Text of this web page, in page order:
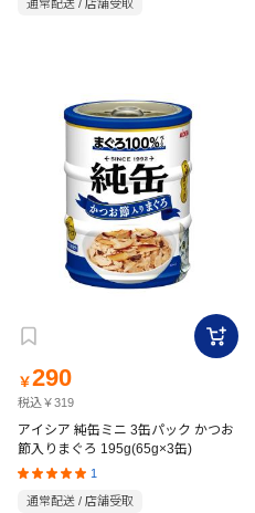
通常配送 / 店舗受取
￥290
税込￥319
アイシア 純缶ミニ 3缶パック かつお
節入りまぐろ 195g(65g×3缶)
1
通常配送 / 店舗受取